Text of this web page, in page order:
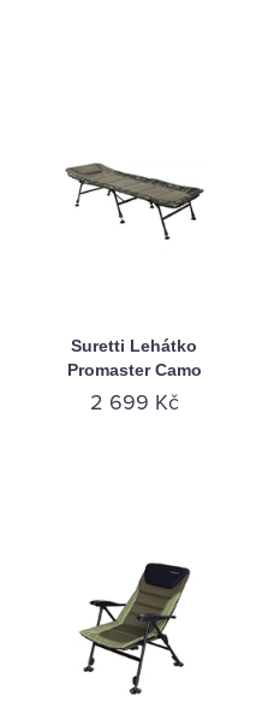
Suretti Lehátko
Promaster Camo
2 699 Kč